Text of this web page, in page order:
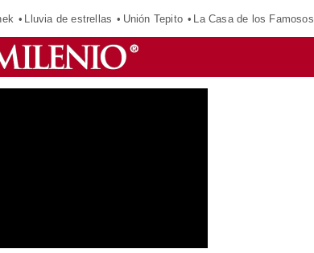
Lluvia de estrellas Unión Tepito La Casa de los Famosos